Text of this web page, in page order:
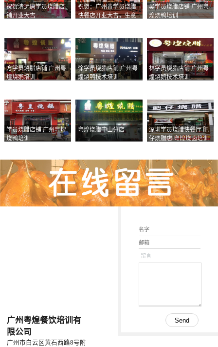
祝贺清远唐学员烧腊店
铺开业大吉
祝贺：广州黄学员烧腊
快餐店开业大吉，生意
吴学员烧腊店铺 广州粤
煌烧鸭培训
方学员烧腊店铺 广州粤
煌烧鹅培训
徐学员烧腊店铺 广州粤
煌烧鸭技术培训
林学员烧腊店铺 广州粤
煌烧鹅技术培训
学员烧腊店铺 广州粤煌
烧鸭培训
粤煌烧腊中山分店
深圳学员烧腊快餐厅 肥
仔烧腊店 粤煌烧卤培训
广州粤煌餐饮培训有
限公司
广州市白云区黄石西路8号附
留言